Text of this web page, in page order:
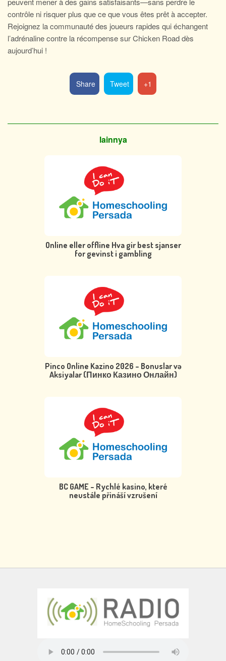
contrôle ni risquer plus que ce que vous êtes prêt à accepter.
Rejoignez la communauté des joueurs rapides qui échangent
l’adrénaline contre la récompense sur Chicken Road dès
aujourd’hui !
Share Tweet +1
lainnya
Online eller offline Hva gir best sjanser
for gevinst i gambling
Pinco Online Kazino 2026 – Bonuslar və
Aksiyalar (Пинко Казино Онлайн)
BC GAME – Rychlé kasino, které
neustále přináší vzrušení